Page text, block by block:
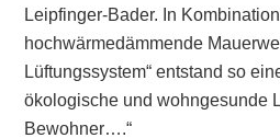
Leipfinger-Bader. In
hochwärmedämmende
Lüftungssystem“ entstand so
ökologische und wohngesunde
Bewohner….“